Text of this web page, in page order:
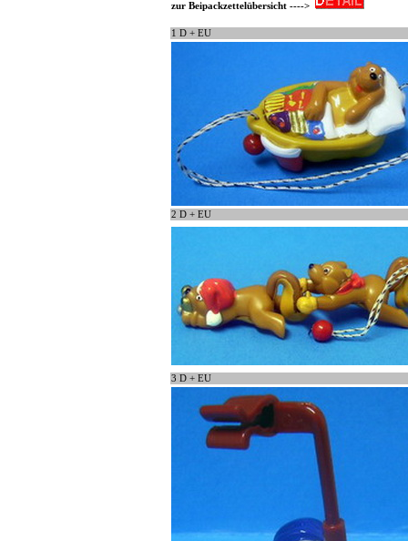
zur Beipackzettelübersicht ---->
1 D + EU
2 D + EU
3 D + EU